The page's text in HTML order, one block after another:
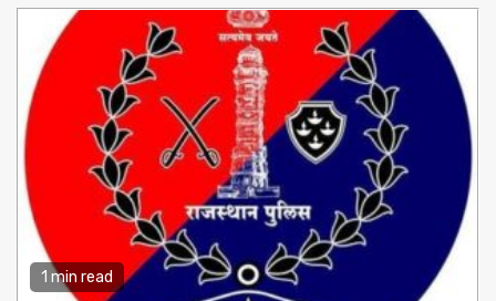
1 min read
राजस्थान
पहले समझाइश,अब सख्ती,राजस्थान पुलिस की बड़ी ट्रैफिक स्ट्राइक